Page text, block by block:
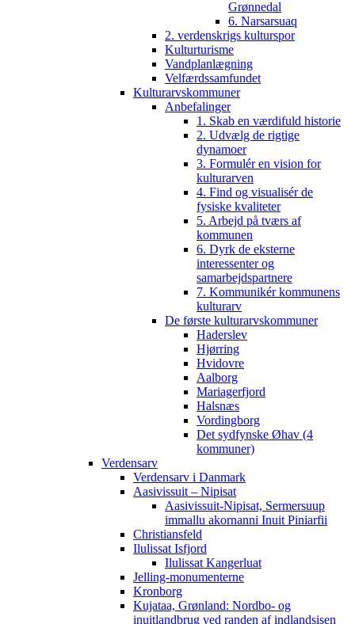
Grønnedal
6. Narsarsuaq
2. verdenskrigs kulturspor
Kulturturisme
Vandplanlægning
Velfærdssamfundet
Kulturarvskommuner
Anbefalinger
1. Skab en værdifuld historie
2. Udvælg de rigtige
dynamoer
3. Formulér en vision for
kulturarven
4. Find og visualisér de
fysiske kvaliteter
5. Arbejd på tværs af
kommunen
6. Dyrk de eksterne
interessenter og
samarbejdspartnere
7. Kommunikér kommunens
kulturarv
De første kulturarvskommuner
Haderslev
Hjørring
Hvidovre
Aalborg
Mariagerfjord
Halsnæs
Vordingborg
Det sydfynske Øhav (4
kommuner)
Verdensarv
Verdensarv i Danmark
Aasivissuit – Nipisat
Aasivissuit-Nipisat, Sermersuup
immallu akornanni Inuit Piniarfii
Christiansfeld
Ilulissat Isfjord
Ilulissat Kangerluat
Jelling-monumenterne
Kronborg
Kujataa, Grønland: Nordbo- og
inuitlandbrug ved randen af indlandsisen